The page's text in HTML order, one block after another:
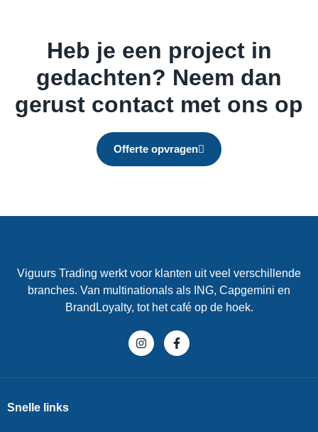
Heb je een project in
gedachten? Neem dan
gerust contact met ons op
Offerte opvragen
Snelle links
Viguurs Trading werkt voor klanten uit veel verschillende
branches. Van multinationals als ING, Capgemini en
BrandLoyalty, tot het café op de hoek.